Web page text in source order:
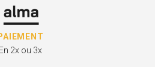
En 2x ou 3x